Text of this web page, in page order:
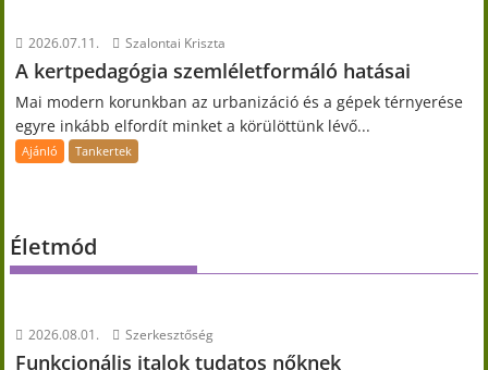
2026.07.11. Szalontai Kriszta
A kertpedagógia szemléletformáló hatásai
Mai modern korunkban az urbanizáció és a gépek térnyerése
egyre inkább elfordít minket a körülöttünk lévő...
Ajánló Tankertek
Életmód
2026.08.01. Szerkesztőség
Funkcionális italok tudatos nőknek